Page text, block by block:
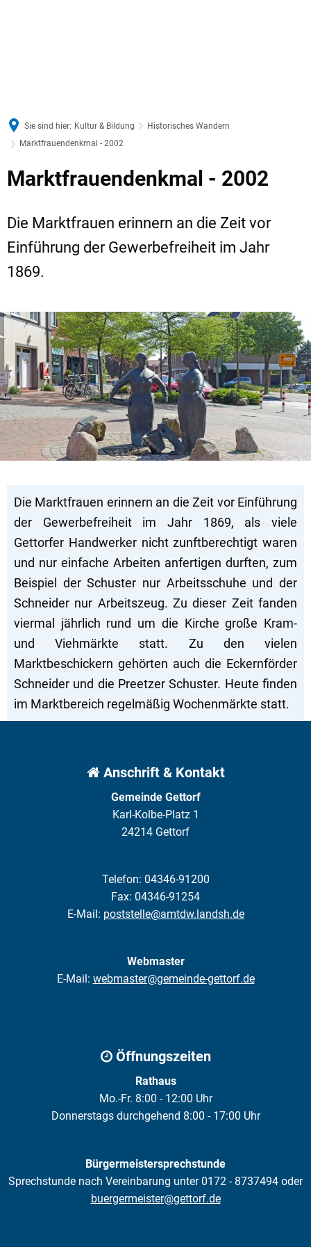
Sie sind hier: Kultur & Bildung
Historisches Wandern
Marktfrauendenkmal - 2002
Marktfrauendenkmal - 2002
Die Marktfrauen erinnern an die Zeit vor
Einführung der Gewerbefreiheit im Jahr
1869.
Die Marktfrauen erinnern an die Zeit vor Einführung
der Gewerbefreiheit im Jahr 1869, als viele
Gettorfer Handwerker nicht zunftberechtigt waren
und nur einfache Arbeiten anfertigen durften, zum
Beispiel der Schuster nur Arbeitsschuhe und der
Schneider nur Arbeitszeug. Zu dieser Zeit fanden
viermal jährlich rund um die Kirche große Kram-
und Viehmärkte statt. Zu den vielen
Marktbeschickern gehörten auch die Eckernförder
Schneider und die Preetzer Schuster. Heute finden
im Marktbereich regelmäßig Wochenmärkte statt.
Anschrift & Kontakt
Gemeinde Gettorf
Karl-Kolbe-Platz 1
24214 Gettorf
Telefon: 04346-91200
Fax: 04346-91254
E-Mail: poststelle@amtdw.landsh.de
Webmaster
E-Mail: webmaster@gemeinde-gettorf.de
Öffnungszeiten
Rathaus
Mo.-Fr. 8:00 - 12:00 Uhr
Donnerstags durchgehend 8:00 - 17:00 Uhr
Bürgermeistersprechstunde
Sprechstunde nach Vereinbarung unter 0172 - 8737494 oder
buergermeister@gettorf.de